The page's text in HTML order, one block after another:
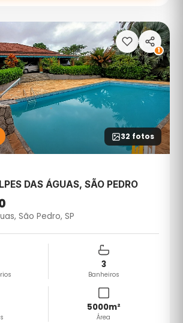
32 fotos
1
DAS ÁGUAS, SÃO PEDRO
São Pedro, SP
3
Banheiros
5000m²
Área